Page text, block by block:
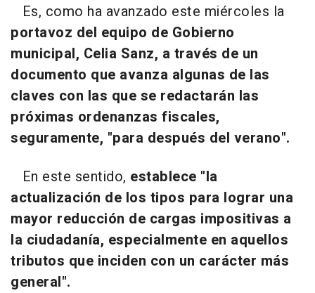
Es, como ha avanzado este miércoles la
portavoz del equipo de Gobierno
municipal, Celia Sanz, a través de un
documento que avanza algunas de las
claves con las que se redactarán las
próximas ordenanzas fiscales,
seguramente, "para después del verano".
En este sentido, establece "la
actualización de los tipos para lograr una
mayor reducción de cargas impositivas a
la ciudadanía, especialmente en aquellos
tributos que inciden con un carácter más
general".